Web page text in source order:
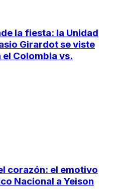
la fiesta: la Unidad
Girardot se viste
Colombia vs.
corazón: el emotivo
Nacional a Yeison